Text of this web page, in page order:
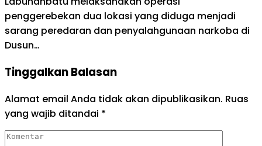
penggerebekan dua lokasi yang diduga menjadi
sarang peredaran dan penyalahgunaan narkoba di
Dusun…
Tinggalkan Balasan
Alamat email Anda tidak akan dipublikasikan. Ruas
yang wajib ditandai *